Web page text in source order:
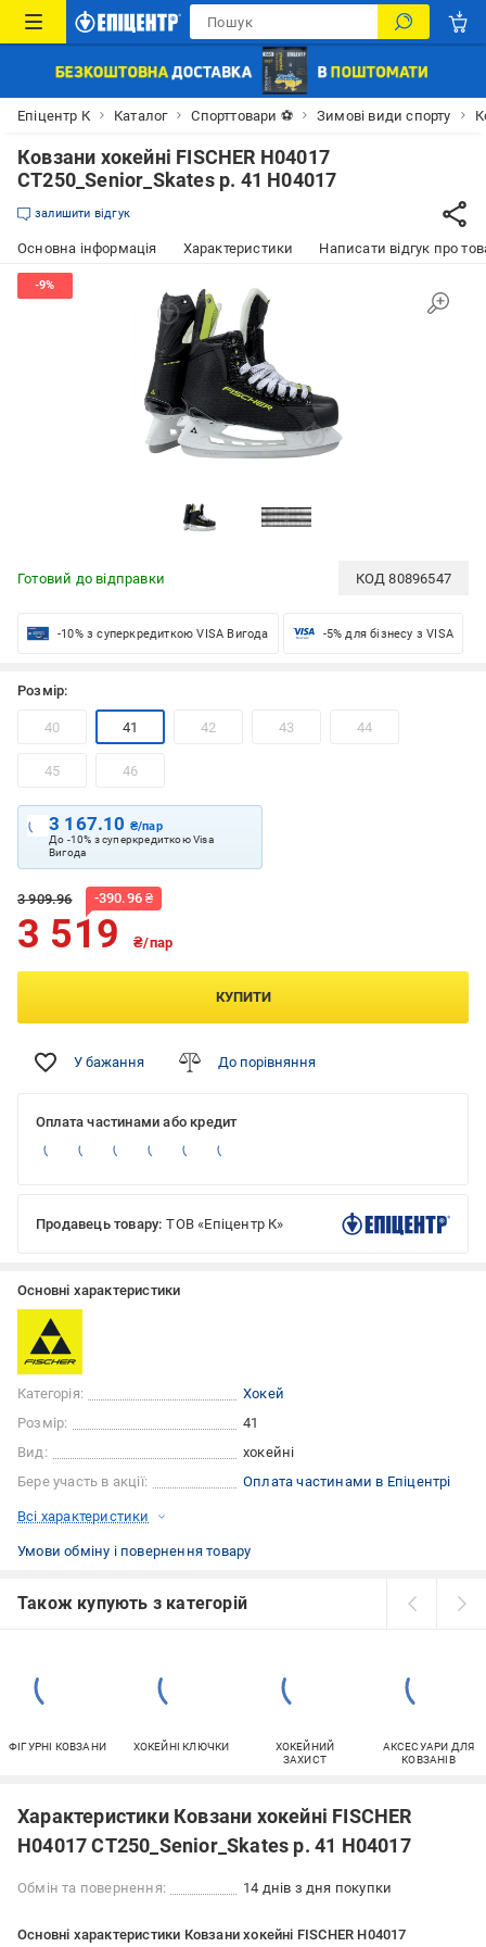
Епіцентр К Каталог Спорттовари ⚽ Зимові види спорту
Ковзани хокейні FISCHER H04017
CT250_Senior_Skates р. 41 H04017
залишити відгук
Основна інформація Характеристики Написати відгук про
Готовий до відправки КОД80896547
-10% з суперкредиткою VISA Вигода -5% для бізнесу з VISA
Розмір:
40 41 42 43 44
45 46
3 167.10 ₴/пар
До -10% з суперкредиткою Visa
Вигода
3 909.96 -390.96 ₴
3 519 ₴/пар
КУПИТИ
У бажання До порівняння
Оплата частинами або кредит
Продавець товару: ТОВ «Епіцентр К»
Основні характеристики
Категорія:
Хокей
Розмір:
41
Вид:
хокейні
Бере участь в акції:
Оплата частинами в Епіцентрі
Всі характеристики
Умови обміну і повернення товару
Також купують з категорій
ФІГУРНІ КОВЗАНИ ХОКЕЙНІ КЛЮЧКИ
ХОКЕЙНИЙ
ЗАХИСТ
АКСЕСУАРИ ДЛЯ
КОВЗАНІВ
Характеристики Ковзани хокейні FISCHER
H04017 CT250_Senior_Skates р. 41 H04017
Обмін та повернення: 14 днів з дня покупки
Основні характеристики Ковзани хокейні FISCHER H04017